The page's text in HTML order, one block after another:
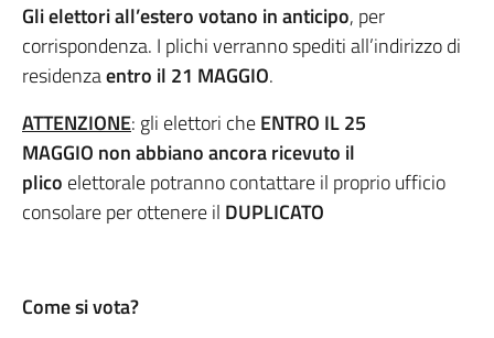
Gli elettori all’estero votano in anticipo, per
corrispondenza. I plichi verranno spediti all’indirizzo di
residenzaentro il 21 MAGGIO.
ATTENZIONE: gli elettori cheENTRO IL 25
MAGGIO non abbiano ancora ricevuto il
plico elettorale potranno contattare il proprio ufficio
consolare per ottenere il DUPLICATO
Come si vota?